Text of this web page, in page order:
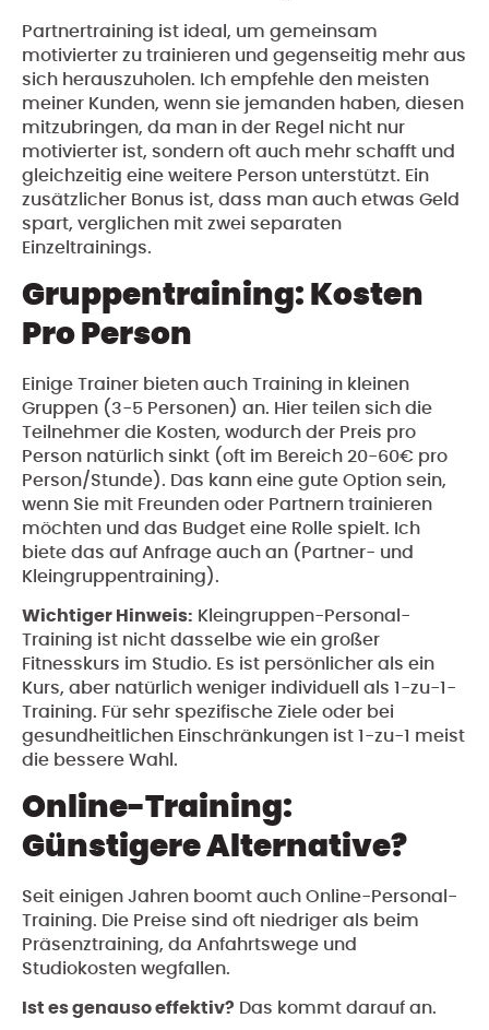
Partnertraining ist ideal, um gemeinsam
motivierter zu trainieren und gegenseitig mehr aus
sich herauszuholen. Ich empfehle den meisten
meiner Kunden, wenn sie jemanden haben, diesen
mitzubringen, da man in der Regel nicht nur
motivierter ist, sondern oft auch mehr schafft und
gleichzeitig eine weitere Person unterstützt. Ein
zusätzlicher Bonus ist, dass man auch etwas Geld
spart, verglichen mit zwei separaten
Einzeltrainings.
Gruppentraining: Kosten
Pro Person
Einige Trainer bieten auch Training in kleinen
Gruppen (3-5 Personen) an. Hier teilen sich die
Teilnehmer die Kosten, wodurch der Preis pro
Person natürlich sinkt (oft im Bereich 20-60€ pro
Person/Stunde). Das kann eine gute Option sein,
wenn Sie mit Freunden oder Partnern trainieren
möchten und das Budget eine Rolle spielt. Ich
biete das auf Anfrage auch an (Partner- und
Kleingruppentraining).
Wichtiger Hinweis: Kleingruppen-Personal-
Training ist nicht dasselbe wie ein großer
Fitnesskurs im Studio. Es ist persönlicher als ein
Kurs, aber natürlich weniger individuell als 1-zu-1-
Training. Für sehr spezifische Ziele oder bei
gesundheitlichen Einschränkungen ist 1-zu-1 meist
die bessere Wahl.
Online-Training:
Günstigere Alternative?
Seit einigen Jahren boomt auch Online-Personal-
Training. Die Preise sind oft niedriger als beim
Präsenztraining, da Anfahrtswege und
Studiokosten wegfallen.
Ist es genauso effektiv? Das kommt darauf an.